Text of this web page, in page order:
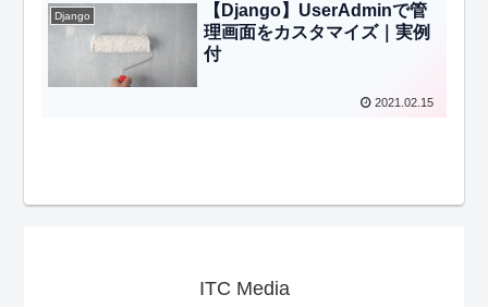
Django
【Django】UserAdminで管
理画面をカスタマイズ｜実例
付
2021.02.15
ITC Media